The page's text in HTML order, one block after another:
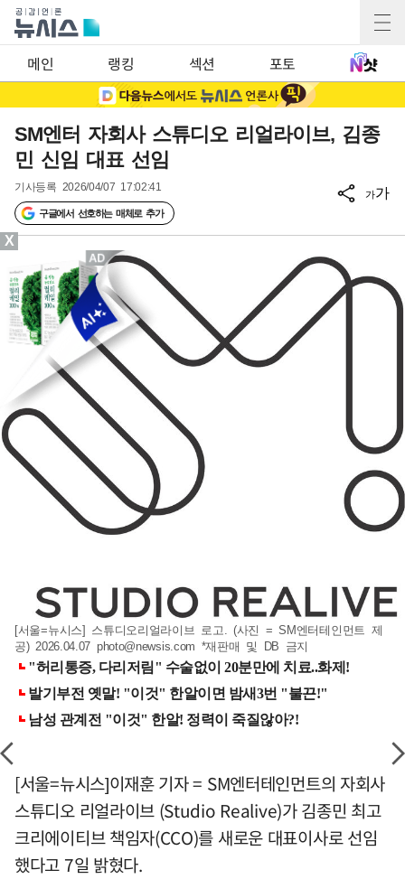
메인 랭킹 섹션 포토
SM엔터 자회사 스튜디오 리얼라이브, 김종
민 신임 대표 선임
기사등록 2026/04/07 17:02:41
구글에서 선호하는 매체로 추가
가가
[서울=뉴시스] 스튜디오리얼라이브 로고. (사진 = SM엔터테인먼트 제
공) 2026.04.07 photo@newsis.com *재판매 및 DB 금지
[서울=뉴시스]이재훈 기자 = SM엔터테인먼트의 자회사
스튜디오 리얼라이브 (Studio Realive)가 김종민 최고
크리에이티브 책임자(CCO)를 새로운 대표이사로 선임
했다고 7일 밝혔다.
X